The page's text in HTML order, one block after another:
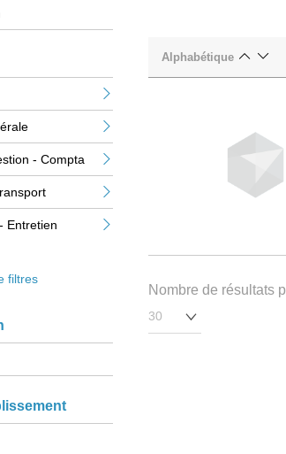
- Compta
Entretien
filtres
Alphabétique
Nombre de résultats